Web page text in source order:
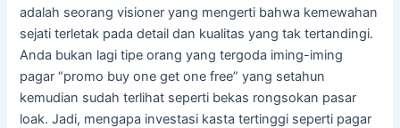
adalah seorang visioner yang mengerti bahwa kemewahan
sejati terletak pada detail dan kualitas yang tak tertandingi.
Anda bukan lagi tipe orang yang tergoda iming-iming
pagar “promo buy one get one free” yang setahun
kemudian sudah terlihat seperti bekas rongsokan pasar
loak. Jadi, mengapa investasi kasta tertinggi seperti pagar